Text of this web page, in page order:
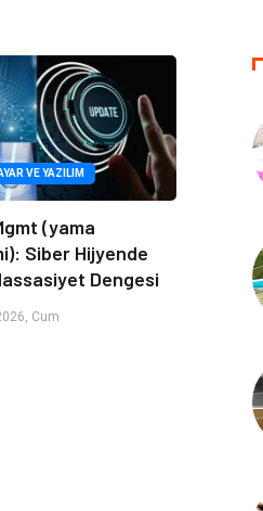
VE YAZILIM
(yama
Siber Hijyende
Dengesi
Cum